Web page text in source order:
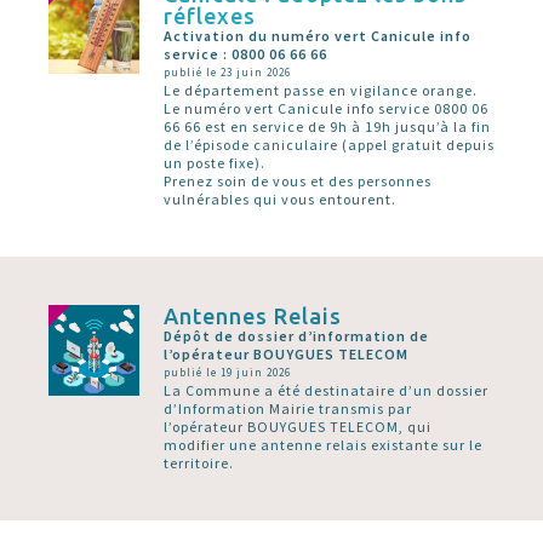
réflexes
Activation du numéro vert Canicule info
service : 0800 06 66 66
publié le 23 juin 2026
Le département passe en vigilance orange.
Le numéro vert Canicule info service 0800 06
66 66 est en service de 9h à 19h jusqu’à la fin
de l’épisode caniculaire (appel gratuit depuis
un poste fixe).
Prenez soin de vous et des personnes
vulnérables qui vous entourent.
Antennes Relais
Dépôt de dossier d’information de
l’opérateur BOUYGUES TELECOM
publié le 19 juin 2026
La Commune a été destinataire d’un dossier
d’Information Mairie transmis par
l’opérateur BOUYGUES TELECOM, qui
modifier une antenne relais existante sur le
territoire.